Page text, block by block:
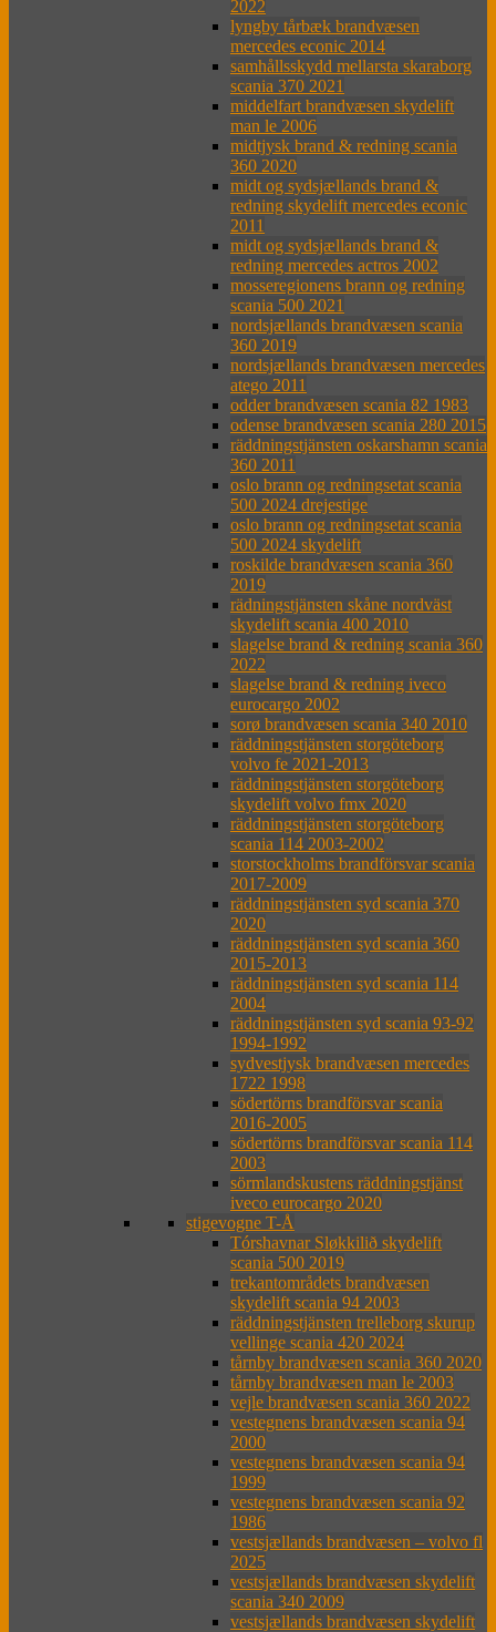
2022
lyngby tårbæk brandvæsen
mercedes econic 2014
samhållsskydd mellarsta skaraborg
scania 370 2021
middelfart brandvæsen skydelift
man le 2006
midtjysk brand & redning scania
360 2020
midt og sydsjællands brand &
redning skydelift mercedes econic
2011
midt og sydsjællands brand &
redning mercedes actros 2002
mosseregionens brann og redning
scania 500 2021
nordsjællands brandvæsen scania
360 2019
nordsjællands brandvæsen mercedes
atego 2011
odder brandvæsen scania 82 1983
odense brandvæsen scania 280 2015
räddningstjänsten oskarshamn scania
360 2011
oslo brann og redningsetat scania
500 2024 drejestige
oslo brann og redningsetat scania
500 2024 skydelift
roskilde brandvæsen scania 360
2019
rädningstjänsten skåne nordväst
skydelift scania 400 2010
slagelse brand & redning scania 360
2022
slagelse brand & redning iveco
eurocargo 2002
sorø brandvæsen scania 340 2010
räddningstjänsten storgöteborg
volvo fe 2021-2013
räddningstjänsten storgöteborg
skydelift volvo fmx 2020
räddningstjänsten storgöteborg
scania 114 2003-2002
storstockholms brandförsvar scania
2017-2009
räddningstjänsten syd scania 370
2020
räddningstjänsten syd scania 360
2015-2013
räddningstjänsten syd scania 114
2004
räddningstjänsten syd scania 93-92
1994-1992
sydvestjysk brandvæsen mercedes
1722 1998
södertörns brandförsvar scania
2016-2005
södertörns brandförsvar scania 114
2003
sörmlandskustens räddningstjänst
iveco eurocargo 2020
stigevogne T-Å
Tórshavnar Sløkkilið skydelift
scania 500 2019
trekantområdets brandvæsen
skydelift scania 94 2003
räddningstjänsten trelleborg skurup
vellinge scania 420 2024
tårnby brandvæsen scania 360 2020
tårnby brandvæsen man le 2003
vejle brandvæsen scania 360 2022
vestegnens brandvæsen scania 94
2000
vestegnens brandvæsen scania 94
1999
vestegnens brandvæsen scania 92
1986
vestsjællands brandvæsen – volvo fl
2025
vestsjællands brandvæsen skydelift
scania 340 2009
vestsjællands brandvæsen skydelift